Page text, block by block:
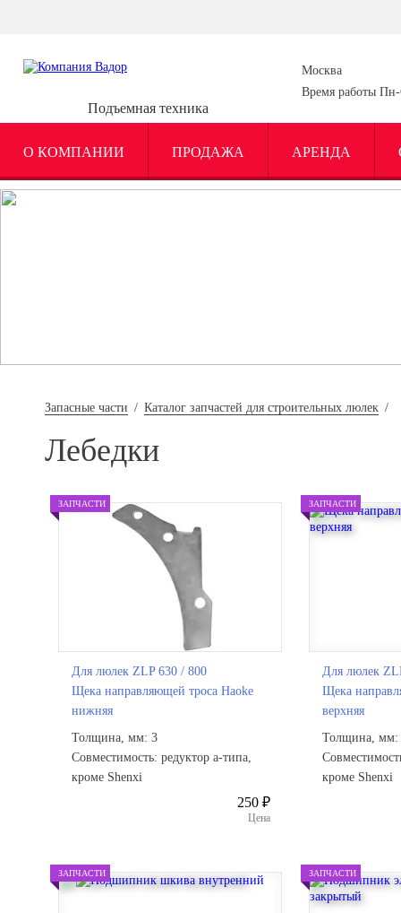
Подъемная техника
Москва
Время работы
О КОМПАНИИ ПРОДАЖА АРЕНДА
Запасные части / Каталог запчастей для строительных люлек /
Лебедки
ЗАПЧАСТИ
Для люлек ZLP 630 / 800
Щека направляющей троса Haoke
нижняя
Толщина, мм: 3
Совместимость: редуктор а-типа,
кроме Shenxi
250 ₽
Цена
ЗАПЧАСТИ
Для люлек
Щека
верхняя
Толщина, мм:
кроме Shenxi
ЗАПЧАСТИ ЗАПЧАСТИ